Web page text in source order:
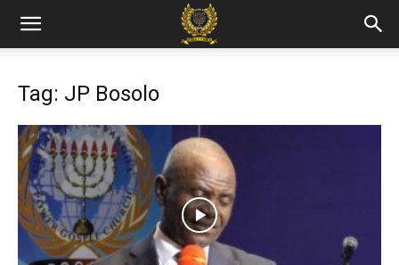
Tag: JP Bosolo